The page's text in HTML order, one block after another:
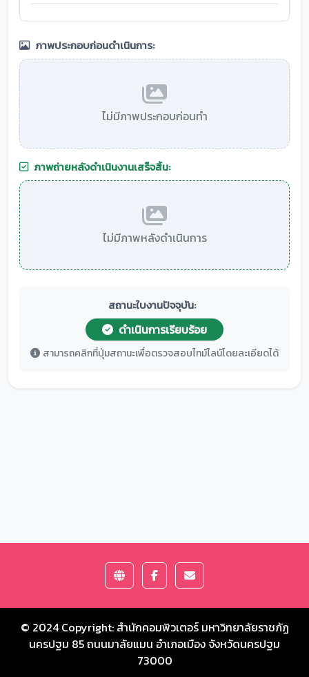
ภาพประกอบก่อนดำเนินการ:
ไม่มีภาพประกอบก่อนทำ
ภาพถ่ายหลังดำเนินงานเสร็จสิ้น:
ไม่มีภาพหลังดำเนินการ
สถานะใบงานปัจจุบัน:
ดำเนินการเรียบร้อย
สามารถคลิกที่ปุ่มสถานะเพื่อตรวจสอบไทม์ไลน์โดยละเอียดได้
© 2024 Copyright: สำนักคอมพิวเตอร์ มหาวิทยาลัยราชภัฏ
นครปฐม 85 ถนนมาลัยแมน อำเภอเมือง จังหวัดนครปฐม
73000